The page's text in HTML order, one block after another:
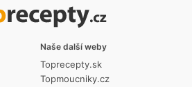
Naše další weby
Toprecepty.sk
Topmoucniky.cz